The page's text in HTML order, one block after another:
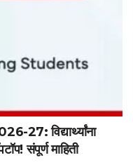
विद्यार्थ्यांना
संपूर्ण माहिती